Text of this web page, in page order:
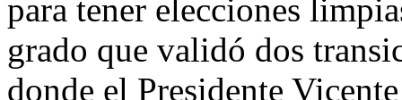
para tener elecciones
grado que validó dos
donde el Presidente